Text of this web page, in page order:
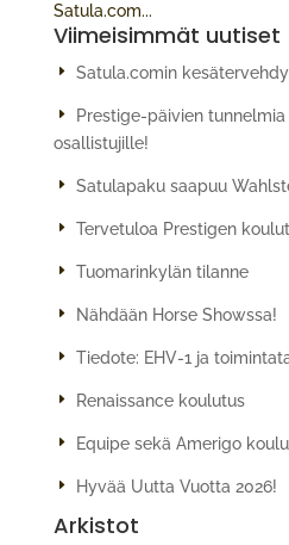
Satula.com...
Viimeisimmät uutiset
Satula.comin
Prestige-päivien
osallistujille!
Satulapaku saapuu
Tervetuloa Prestigen
Tuomarinkylän tilanne
Nähdään Horse Showssa!
Tiedote: EHV-1 ja
Renaissance koulutus
Equipe sekä Amerigo
Hyvää Uutta Vuotta 2026!
Arkistot